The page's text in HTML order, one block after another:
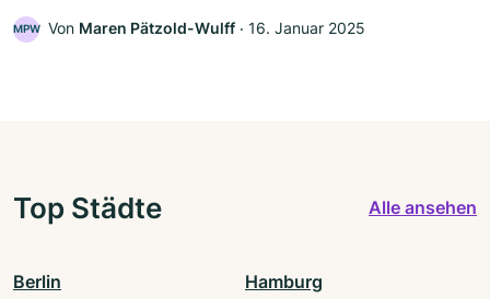
MPW Von Maren Pätzold-Wulff ‧ 16. Januar 2025
Top Städte Alle ansehen
Berlin Hamburg